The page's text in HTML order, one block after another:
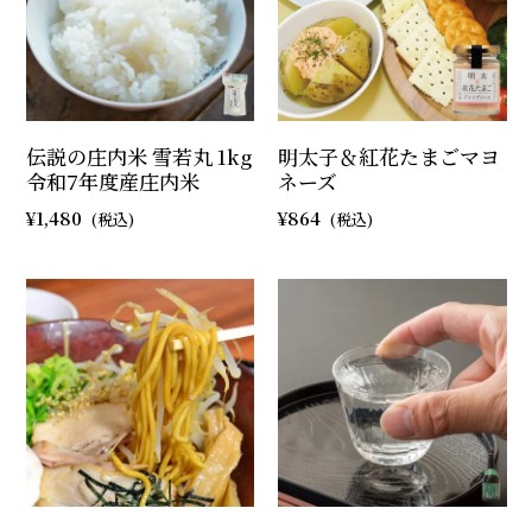
伝説の庄内米 雪若丸 1kg
令和7年度産庄内米
1,480
明太子＆紅花たまごマヨ
ネーズ
864